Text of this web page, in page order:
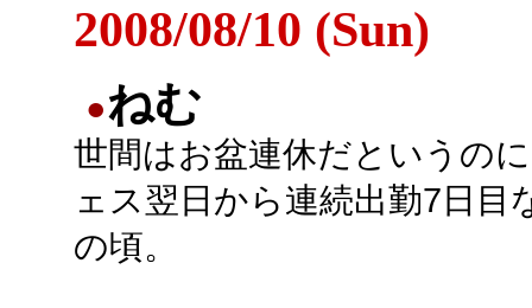
2008/08/10 (Sun)
●ねむ
世間はお盆連休だというの
ェス翌日から連続出勤7日目
の頃。